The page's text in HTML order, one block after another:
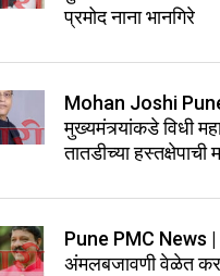
प्रमोद नाना भानगिरे
Mohan Joshi Pune
मुख्यमंत्र्यांकडे विधी
तातडीच्या हस्तक्षेपाची
Pune PMC News |
अंमलबजावणी वेळेत